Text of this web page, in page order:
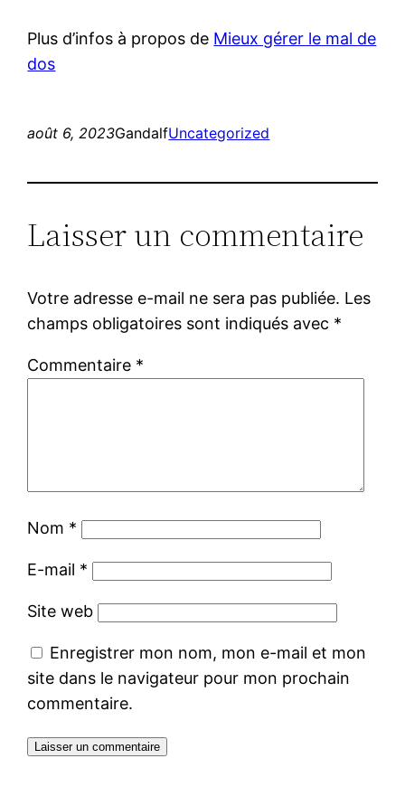
Plus d’infos à propos de Mieux gérer le mal de
dos
août 6, 2023GandalfUncategorized
Laisser un commentaire
Votre adresse e-mail ne sera pas publiée. Les
champs obligatoires sont indiqués avec *
Commentaire *
Nom *
E-mail *
Site web
Enregistrer mon nom, mon e-mail et mon
site dans le navigateur pour mon prochain
commentaire.